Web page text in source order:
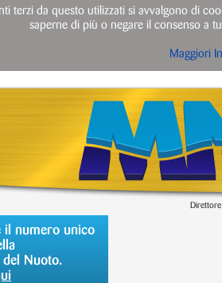
il numero unico
del Nuoto.
terzi da questo utilizzati si avvalgono di
saperne di più o negare il consenso a
Maggiori